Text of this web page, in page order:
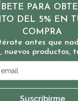
PARA
DEL 5% EN
COMPRA
antes que
nuevos productos,
Suscribirme